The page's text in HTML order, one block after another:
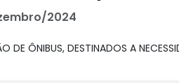
2024
DE ÔNIBUS, DESTINADOS A